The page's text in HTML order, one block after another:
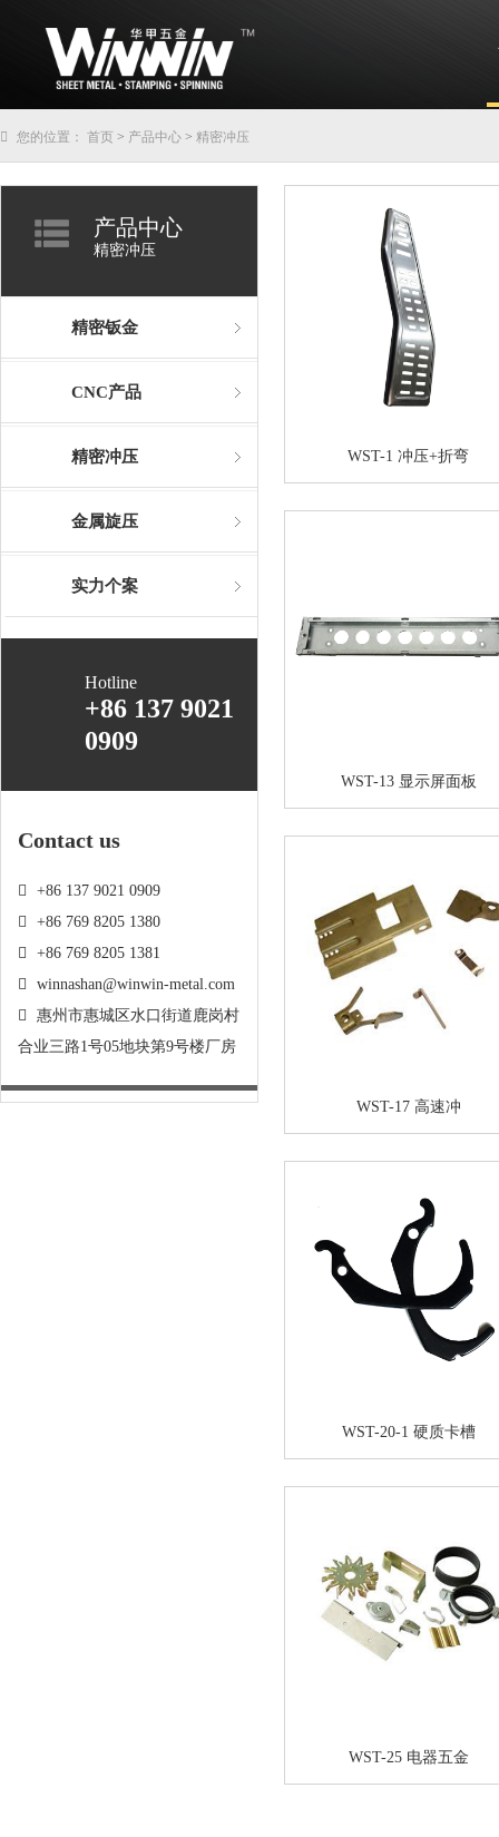
您的位置： 首页 > 产品中心 > 精密冲压
产品中心
精密冲压
精密钣金
CNC产品
精密冲压
金属旋压
实力个案
Hotline
+86 137 9021
0909
Contact us
+86 137 9021 0909
+86 769 8205 1380
+86 769 8205 1381
winnashan@winwin-metal.com
惠州市惠城区水口街道鹿岗村
合业三路1号05地块第9号楼厂房
WST-1 冲压+折弯
WST-13 显示屏面板
WST-17 高速冲
WST-20-1 硬质卡槽
WST-25 电器五金